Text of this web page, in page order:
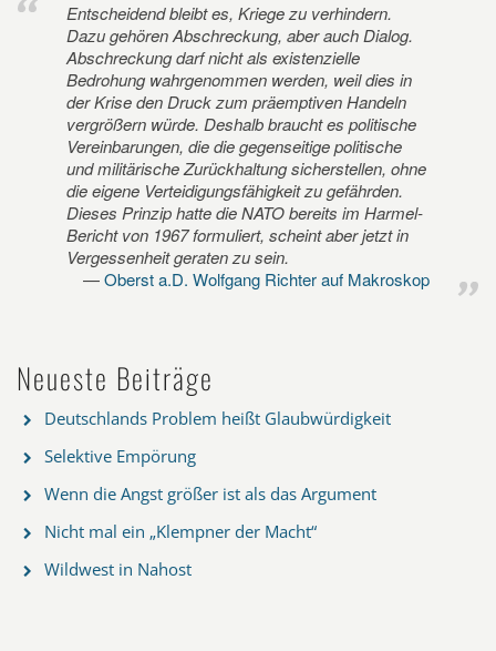
Entscheidend bleibt es, Kriege zu verhindern.
Dazu gehören Abschreckung, aber auch Dialog.
Abschreckung darf nicht als existenzielle
Bedrohung wahrgenommen werden, weil dies in
der Krise den Druck zum präemptiven Handeln
vergrößern würde. Deshalb braucht es politische
Vereinbarungen, die die gegenseitige politische
und militärische Zurückhaltung sicherstellen, ohne
die eigene Verteidigungsfähigkeit zu gefährden.
Dieses Prinzip hatte die NATO bereits im Harmel-
Bericht von 1967 formuliert, scheint aber jetzt in
Vergessenheit geraten zu sein.
Oberst a.D. Wolfgang Richter auf Makroskop
Neueste Beiträge
Deutschlands Problem heißt Glaubwürdigkeit
Selektive Empörung
Wenn die Angst größer ist als das Argument
Nicht mal ein „Klempner der Macht“
Wildwest in Nahost